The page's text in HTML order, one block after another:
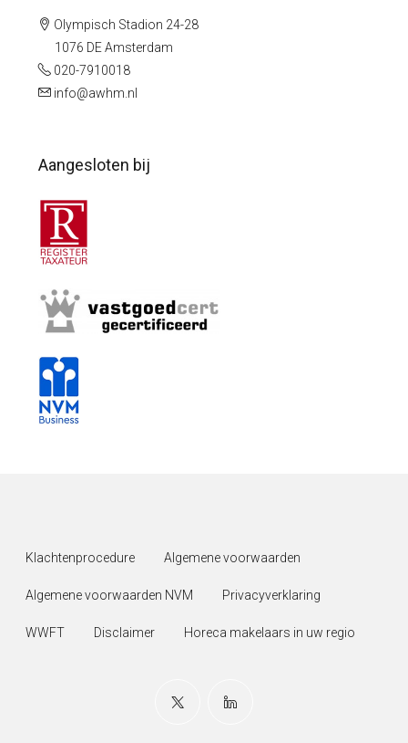
Olympisch Stadion 24-28
1076 DE Amsterdam
020-7910018
info@awhm.nl
Aangesloten bij
Klachtenprocedure Algemene voorwaarden
Algemene voorwaarden NVM Privacyverklaring
WWFT Disclaimer Horeca makelaars in uw regio